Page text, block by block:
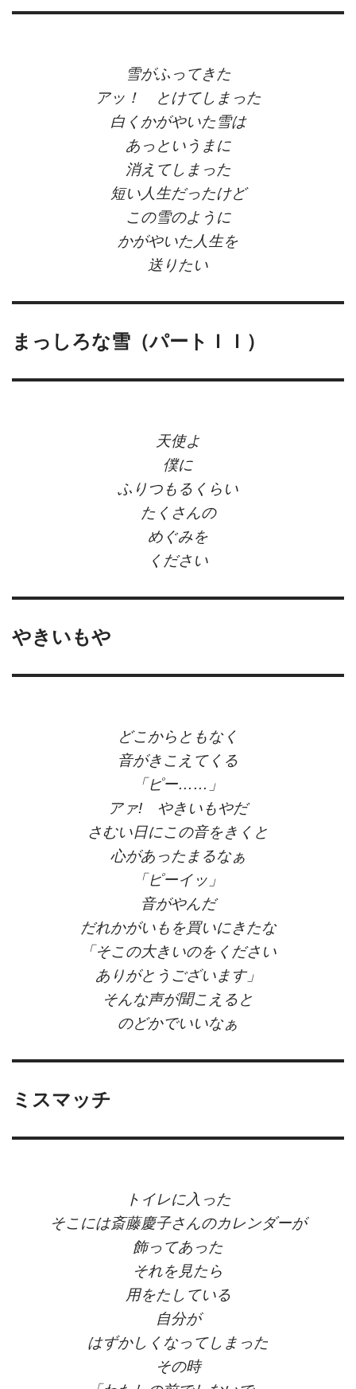
雪がふってきた
アッ！ とけてしまった
白くかがやいた雪は
あっというまに
消えてしまった
短い人生だったけど
この雪のように
かがやいた人生を
送りたい
まっしろな雪（パートＩＩ）
天使よ
僕に
ふりつもるくらい
たくさんの
めぐみを
ください
やきいもや
どこからともなく
音がきこえてくる
「ピー……」
アァ! やきいもやだ
さむい日にこの音をきくと
心があったまるなぁ
「ピーイッ」
音がやんだ
だれかがいもを買いにきたな
「そこの大きいのをください
ありがとうございます」
そんな声が聞こえると
のどかでいいなぁ
ミスマッチ
トイレに入った
そこには斎藤慶子さんのカレンダーが
飾ってあった
それを見たら
用をたしている
自分が
はずかしくなってしまった
その時